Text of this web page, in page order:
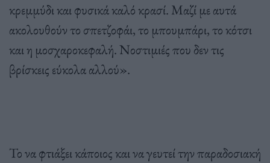
κρεμμύδι και φυσικά καλό κρασί. Μαζί με αυτά
ακολουθούν το σπετζοφάι, το μπουμπάρι, το κότσι
και η μοσχαροκεφαλή. Νοστιμιές που δεν τις
βρίσκεις εύκολα αλλού».
Το να φτιάξει κάποιος και να γευτεί την παραδοσιακή